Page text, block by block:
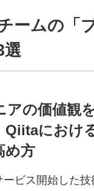
ームの「
選
アの価値観
Qiitaにおけ
め方
ービス開始した技